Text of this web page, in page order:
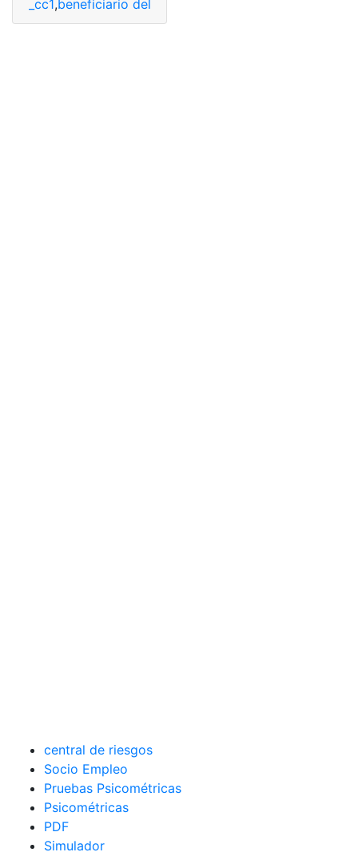
_cc1,beneficiario del bono
central de riesgos
Socio Empleo
Pruebas Psicométricas
Psicométricas
PDF
Simulador